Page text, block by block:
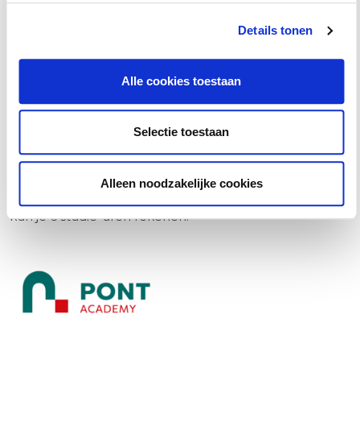
Details tonen
Alle cookies toestaan
Selectie toestaan
Alleen noodzakelijke cookies
Studiepunten
Studiepunten en -uren:Voor deze cursus/opleiding
kun je6studie-uren rekenen.